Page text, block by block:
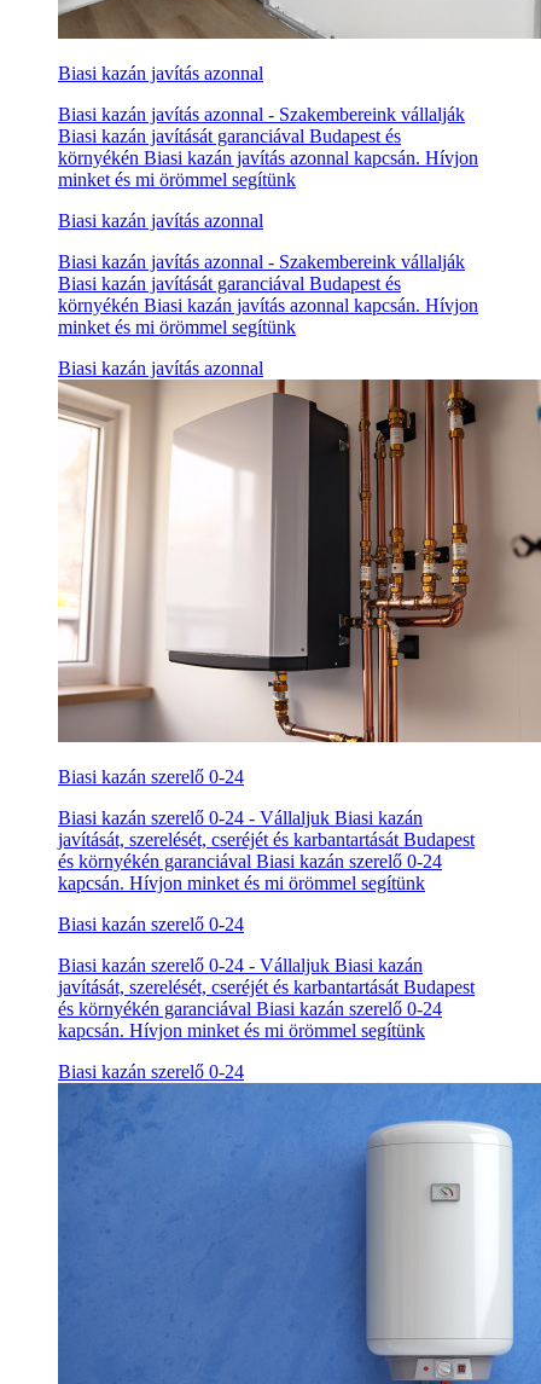
Biasi kazán javítás azonnal
Biasi kazán javítás azonnal - Szakembereink vállalják
Biasi kazán javítását garanciával Budapest és
környékén Biasi kazán javítás azonnal kapcsán. Hívjon
minket és mi örömmel segítünk
Biasi kazán javítás azonnal
Biasi kazán javítás azonnal - Szakembereink vállalják
Biasi kazán javítását garanciával Budapest és
környékén Biasi kazán javítás azonnal kapcsán. Hívjon
minket és mi örömmel segítünk
Biasi kazán javítás azonnal
Biasi kazán szerelő 0-24
Biasi kazán szerelő 0-24 - Vállaljuk Biasi kazán
javítását, szerelését, cseréjét és karbantartását Budapest
és környékén garanciával Biasi kazán szerelő 0-24
kapcsán. Hívjon minket és mi örömmel segítünk
Biasi kazán szerelő 0-24
Biasi kazán szerelő 0-24 - Vállaljuk Biasi kazán
javítását, szerelését, cseréjét és karbantartását Budapest
és környékén garanciával Biasi kazán szerelő 0-24
kapcsán. Hívjon minket és mi örömmel segítünk
Biasi kazán szerelő 0-24